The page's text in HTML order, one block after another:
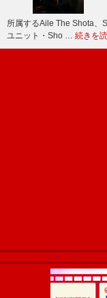
所属するAile The Shota、
ユニット・Sho … 続きを